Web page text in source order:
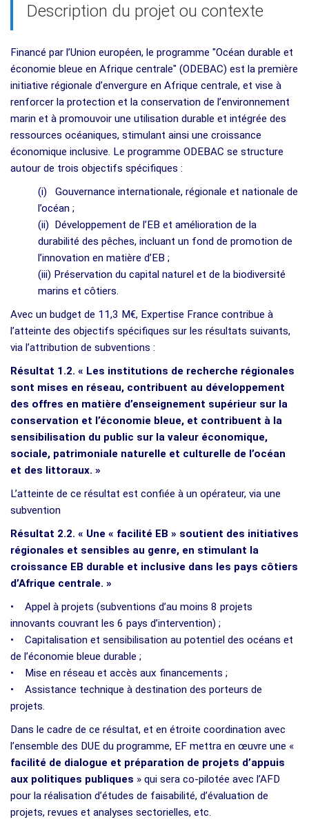
Description du projet ou contexte
Financé par l’Union européen, le programme "Océan durable et
économie bleue en Afrique centrale" (ODEBAC) est la première
initiative régionale d’envergure en Afrique centrale, et vise à
renforcer la protection et la conservation de l’environnement
marin et à promouvoir une utilisation durable et intégrée des
ressources océaniques, stimulant ainsi une croissance
économique inclusive. Le programme ODEBAC se structure
autour de trois objectifs spécifiques :
(i) Gouvernance internationale, régionale et nationale de
l’océan ;
(ii) Développement de l’EB et amélioration de la
durabilité des pêches, incluant un fond de promotion de
l’innovation en matière d’EB ;
(iii) Préservation du capital naturel et de la biodiversité
marins et côtiers.
Avec un budget de 11,3 M€, Expertise France contribue à
l’atteinte des objectifs spécifiques sur les résultats suivants,
via l’attribution de subventions :
Résultat 1.2. « Les institutions de recherche régionales
sont mises en réseau, contribuent au développement
des offres en matière d’enseignement supérieur sur la
conservation et l’économie bleue, et contribuent à la
sensibilisation du public sur la valeur économique,
sociale, patrimoniale naturelle et culturelle de l’océan
et des littoraux. »
L’atteinte de ce résultat est confiée à un opérateur, via une
subvention
Résultat 2.2. « Une « facilité EB » soutient des initiatives
régionales et sensibles au genre, en stimulant la
croissance EB durable et inclusive dans les pays côtiers
d’Afrique centrale. »
• Appel à projets (subventions d’au moins 8 projets
innovants couvrant les 6 pays d’intervention) ;
• Capitalisation et sensibilisation au potentiel des océans et
de l’économie bleue durable ;
• Mise en réseau et accès aux financements ;
• Assistance technique à destination des porteurs de
projets.
Dans le cadre de ce résultat, et en étroite coordination avec
l’ensemble des DUE du programme, EF mettra en œuvre une «
facilité de dialogue et préparation de projets d’appuis
aux politiques publiques » qui sera co-pilotée avec l’AFD
pour la réalisation d’études de faisabilité, d’évaluation de
projets, revues et analyses sectorielles, etc.